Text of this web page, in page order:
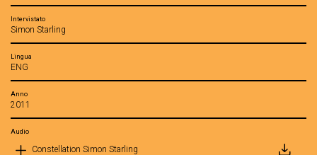
Intervistato
Simon Starling
Lingua
ENG
Anno
2011
Audio
Constellation Simon Starling